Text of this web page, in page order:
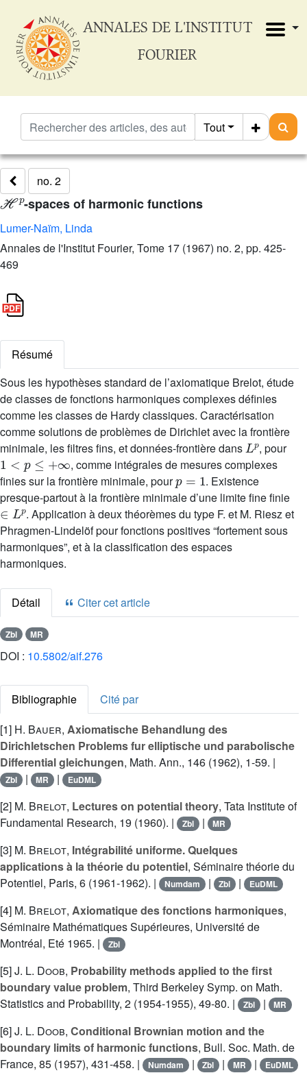
ANNALES DE L'INSTITUT
FOURIER
Tout
no. 2
ℋp
-spaces of harmonic functions
Lumer-Naïm, Linda
Annales de l'Institut Fourier, Tome 17 (1967) no. 2, pp. 425-
469
Résumé
Sous les hypothèses standard de l’axiomatique Brelot, étude
de classes de fonctions harmoniques complexes définies
comme les classes de Hardy classiques. Caractérisation
comme solutions de problèmes de Dirichlet avec la frontière
minimale, les filtres fins, et données-frontière dans
Lp
, pour
1<p≤+∞
, comme intégrales de mesures complexes
finies sur la frontière minimale, pour
p=1
. Existence
presque-partout à la frontière minimale d’une limite fine finie
∈Lp
. Application à deux théorèmes du type F. et M. Riesz et
Phragmen-Lindelöf pour fonctions positives “fortement sous
harmoniques”, et à la classification des espaces
harmoniques.
Détail Citer cet article
Zbl MR
DOI : 10.5802/aif.276
Bibliographie
Cité par
[1] H. Bauer, Axiomatische Behandlung des
Dirichletschen Problems fur elliptische und parabolische
Differential gleichungen, Math. Ann., 146 (1962), 1-59. |
Zbl | MR | EuDML
[2] M. Brelot, Lectures on potential theory, Tata Institute of
Fundamental Research, 19 (1960). |
Zbl | MR
[3] M. Brelot, Intégrabilité uniforme. Quelques
applications à la théorie du potentiel, Séminaire théorie du
Potentiel, Paris, 6 (1961-1962). |
Numdam | Zbl | EuDML
[4] M. Brelot, Axiomatique des fonctions harmoniques,
Séminaire Mathématiques Supérieures, Université de
Montréal, Eté 1965. |
Zbl
[5]J. L. Doob, Probability methods applied to the first
boundary value problem, Third Berkeley Symp. on Math.
Statistics and Probability, 2 (1954-1955), 49-80. |
Zbl | MR
[6]J. L. Doob, Conditional Brownian motion and the
boundary limits of harmonic functions, Bull. Soc. Math. de
France, 85 (1957), 431-458. |
Numdam | Zbl | MR | EuDML